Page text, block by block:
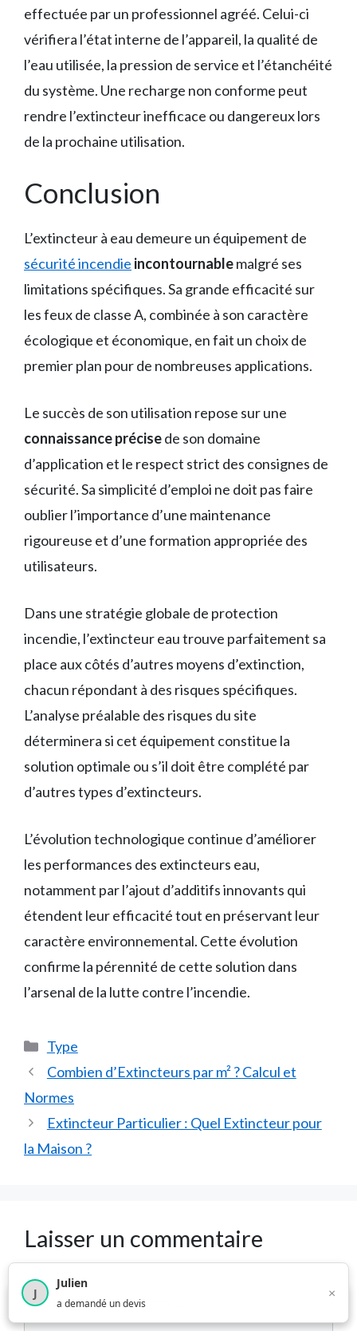
effectuée par un professionnel agréé. Celui-ci
vérifiera l’état interne de l’appareil, la qualité de
l’eau utilisée, la pression de service et l’étanchéité
du système. Une recharge non conforme peut
rendre l’extincteur inefficace ou dangereux lors
de la prochaine utilisation.
Conclusion
L’extincteur à eau demeure un équipement de
sécurité incendie incontournablemalgré ses
limitations spécifiques. Sa grande efficacité sur
les feux de classe A, combinée à son caractère
écologique et économique, en fait un choix de
premier plan pour de nombreuses applications.
Le succès de son utilisation repose sur une
connaissance précisede son domaine
d’application et le respect strict des consignes de
sécurité. Sa simplicité d’emploi ne doit pas faire
oublier l’importance d’une maintenance
rigoureuse et d’une formation appropriée des
utilisateurs.
Dans une stratégie globale de protection
incendie, l’extincteur eau trouve parfaitement sa
place aux côtés d’autres moyens d’extinction,
chacun répondant à des risques spécifiques.
L’analyse préalable des risques du site
déterminera si cet équipement constitue la
solution optimale ou s’il doit être complété par
d’autres types d’extincteurs.
L’évolution technologique continue d’améliorer
les performances des extincteurs eau,
notamment par l’ajout d’additifs innovants qui
étendent leur efficacité tout en préservant leur
caractère environnemental. Cette évolution
confirme la pérennité de cette solution dans
l’arsenal de la lutte contre l’incendie.
Catégories
Type
Combien d’Extincteurs par m² ? Calcul et
Normes
Extincteur Particulier : Quel Extincteur pour
la Maison ?
Laisser un commentaire
Commentaire
1 376 utilisateurs ce mois-ci
J
Julien
a demandé un devis
×